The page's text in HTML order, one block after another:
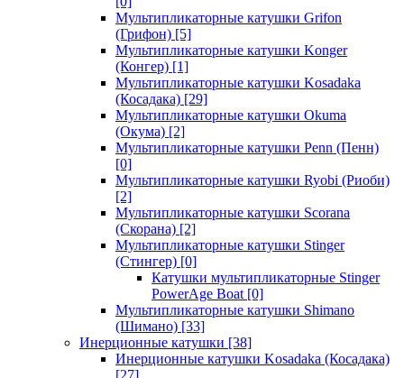
Мультипликаторные катушки Grifon
(Грифон) [5]
Мультипликаторные катушки Konger
(Конгер) [1]
Мультипликаторные катушки Kosadaka
(Косадака) [29]
Мультипликаторные катушки Okuma
(Окума) [2]
Мультипликаторные катушки Penn (Пенн)
[0]
Мультипликаторные катушки Ryobi (Риоби)
[2]
Мультипликаторные катушки Scorana
(Скорана) [2]
Мультипликаторные катушки Stinger
(Стингер) [0]
Катушки мультипликаторные Stinger
PowerAge Boat [0]
Мультипликаторные катушки Shimano
(Шимано) [33]
Инерционные катушки [38]
Инерционные катушки Kosadaka (Косадака)